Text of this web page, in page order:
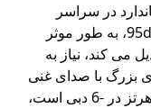
در سراسر
تنظیمات صوتی حرفه ایبا حساسیت بالا 95dB، به طور موثر
می کند، نیاز به
بزرگ با صدای غنی
پایین.پاسخ فرکانس آن از 35 هرتز تا 150 هرتز در -6 دبی است،